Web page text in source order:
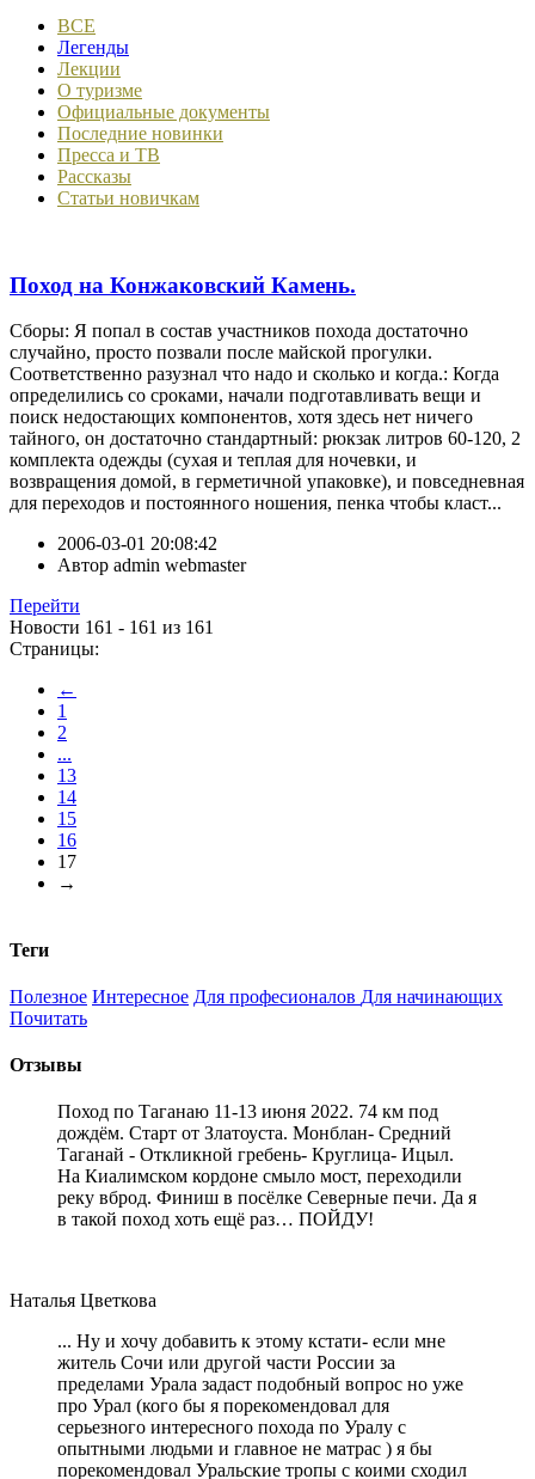
ВСЕ
Легенды
Лекции
О туризме
Официальные документы
Последние новинки
Пресса и ТВ
Рассказы
Статьи новичкам
Поход на Конжаковский Камень.
Сборы: Я попал в состав участников похода достаточно
случайно, просто позвали после майской прогулки.
Соответственно разузнал что надо и сколько и когда.: Когда
определились со сроками, начали подготавливать вещи и
поиск недостающих компонентов, хотя здесь нет ничего
тайного, он достаточно стандартный: рюкзак литров 60-120, 2
комплекта одежды (сухая и теплая для ночевки, и
возвращения домой, в герметичной упаковке), и повседневная
для переходов и постоянного ношения, пенка чтобы класт...
2006-03-01 20:08:42
Автор admin webmaster
Перейти
Новости 161 - 161 из 161
Страницы:
←
1
2
...
13
14
15
16
17
→
Теги
Полезное Интересное Для професионалов Для начинающих
Почитать
Отзывы
Поход по Таганаю 11-13 июня 2022. 74 км под
дождём. Старт от Златоуста. Монблан- Средний
Таганай - Откликной гребень- Круглица- Ицыл.
На Киалимском кордоне смыло мост, переходили
реку вброд. Финиш в посёлке Северные печи. Да я
в такой поход хоть ещё раз… ПОЙДУ!
Наталья Цветкова
... Ну и хочу добавить к этому кстати- если мне
житель Сочи или другой части России за
пределами Урала задаст подобный вопрос но уже
про Урал (кого бы я порекомендовал для
серьезного интересного похода по Уралу с
опытными людьми и главное не матрас ) я бы
порекомендовал Уральские тропы с коими сходил